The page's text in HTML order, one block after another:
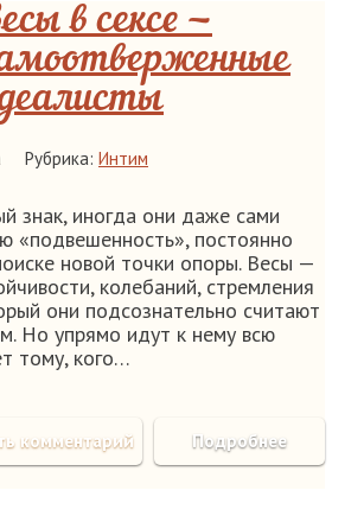
в сексе —
Рубрика: Интим
знак, иногда они даже сами
«подвешенность», постоянно
новой точки опоры. Весы —
колебаний, стремления
они подсознательно считают
Но упрямо идут к нему всю
тому, кого…
Подробнее
комментарий